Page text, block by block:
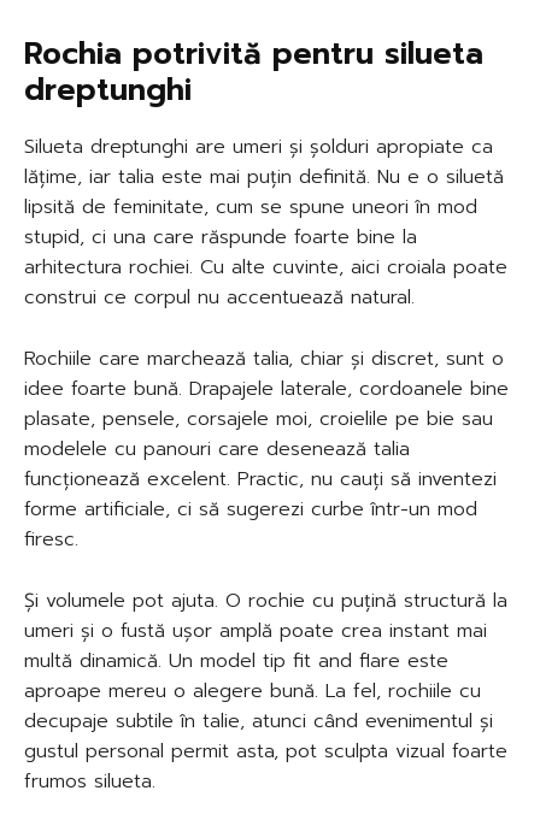
Rochia potrivită pentru silueta
dreptunghi
Silueta dreptunghi are umeri și șolduri apropiate ca
lățime, iar talia este mai puțin definită. Nu e o siluetă
lipsită de feminitate, cum se spune uneori în mod
stupid, ci una care răspunde foarte bine la
arhitectura rochiei. Cu alte cuvinte, aici croiala poate
construi ce corpul nu accentuează natural.
Rochiile care marchează talia, chiar și discret, sunt o
idee foarte bună. Drapajele laterale, cordoanele bine
plasate, pensele, corsajele moi, croielile pe bie sau
modelele cu panouri care desenează talia
funcționează excelent. Practic, nu cauți să inventezi
forme artificiale, ci să sugerezi curbe într-un mod
firesc.
Și volumele pot ajuta. O rochie cu puțină structură la
umeri și o fustă ușor amplă poate crea instant mai
multă dinamică. Un model tip fit and flare este
aproape mereu o alegere bună. La fel, rochiile cu
decupaje subtile în talie, atunci când evenimentul și
gustul personal permit asta, pot sculpta vizual foarte
frumos silueta.